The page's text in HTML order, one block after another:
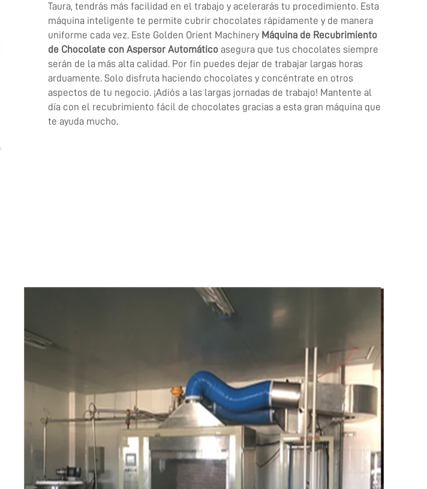
Taura, tendrás más facilidad en el trabajo y acelerarás tu procedimiento. Esta
máquina inteligente te permite cubrir chocolates rápidamente y de manera
uniforme cada vez. Este Golden Orient Machinery Máquina de Recubrimiento
de Chocolate con Aspersor Automático asegura que tus chocolates siempre
serán de la más alta calidad. Por fin puedes dejar de trabajar largas horas
arduamente. Solo disfruta haciendo chocolates y concéntrate en otros
aspectos de tu negocio. ¡Adiós a las largas jornadas de trabajo! Mantente al
día con el recubrimiento fácil de chocolates gracias a esta gran máquina que
te ayuda mucho.